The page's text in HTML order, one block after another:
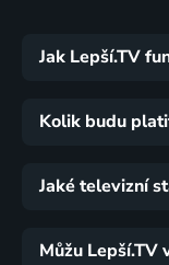
Jak Lepší.TV
Kolik budu
Jaké televizní
Můžu Lepší.TV